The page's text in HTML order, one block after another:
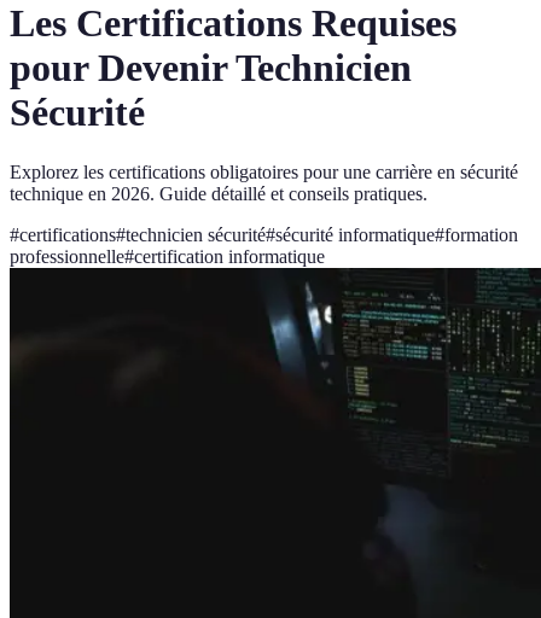
Les Certifications Requises
pour Devenir Technicien
Sécurité
Explorez les certifications obligatoires pour une carrière en sécurité
technique en 2026. Guide détaillé et conseils pratiques.
#certifications#technicien sécurité#sécurité informatique#formation
professionnelle#certification informatique